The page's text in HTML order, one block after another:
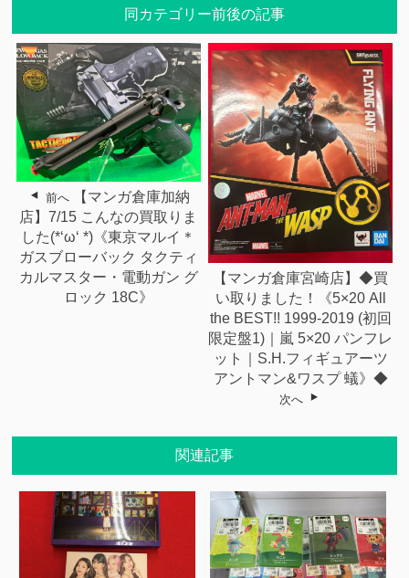
同カテゴリー前後の記事
前へ
【マンガ倉庫加納
店】7/15 こんなの買取りま
した(*‘ω‘ *)《東京マルイ＊
ガスブローバック タクティ
カルマスター・電動ガン グ
ロック 18C》
【マンガ倉庫宮崎店】◆買
い取りました！《5×20 All
the BEST!! 1999-2019 (初回
限定盤1)｜嵐 5×20 パンフレ
ット｜S.H.フィギュアーツ
アントマン&ワスプ 蟻》◆
次へ
関連記事